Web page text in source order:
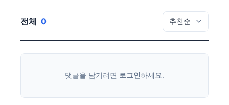
전체 0
댓글을 남기려면 로그인하세요.